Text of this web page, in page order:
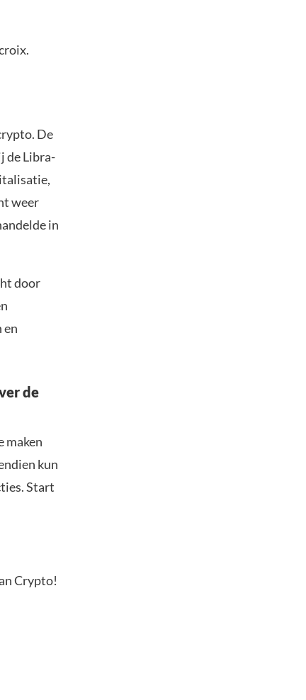
De
de Libra-
weer
in
door
en
de
maken
kun
Start
Crypto!